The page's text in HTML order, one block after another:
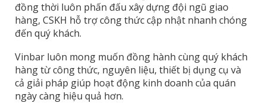
đồng thời luôn phấn đấu xây dựng đội ngũ giao
hàng, CSKH hỗ trợ công thức cập nhật nhanh chóng
đến quý khách.
Vinbar luôn mong muốn đồng hành cùng quý khách
hàng từ công thức, nguyên liệu, thiết bị dụng cụ và
cả giải pháp giúp hoạt động kinh doanh của quán
ngày càng hiệu quả hơn.